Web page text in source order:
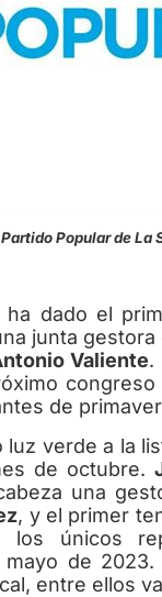
Popular de La
dado el
junta
Valiente.
de
verde a la
de octubre.
una
, y el primer
los únicos
de
entre ellos